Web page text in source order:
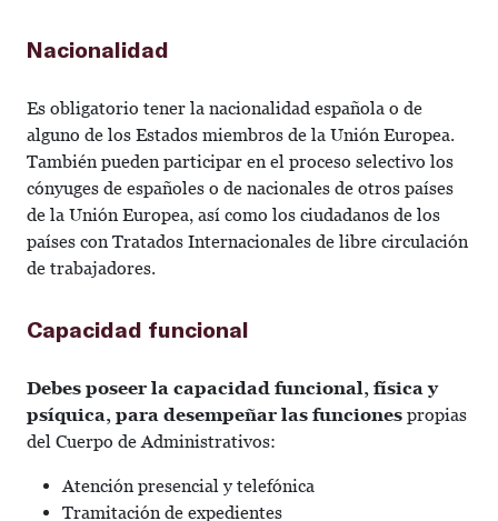
Nacionalidad
Es obligatorio tener la nacionalidad española o de
alguno de los Estados miembros de la Unión Europea.
También pueden participar en el proceso selectivo los
cónyuges de españoles o de nacionales de otros países
de la Unión Europea, así como los ciudadanos de los
países con Tratados Internacionales de libre circulación
de trabajadores.
Capacidad funcional
Debes poseer la capacidad funcional, física y
psíquica, para desempeñar las funciones propias
del Cuerpo de Administrativos:
Atención presencial y telefónica
Tramitación de expedientes